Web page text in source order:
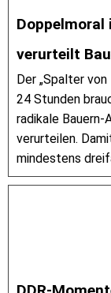
Doppelmoral
verurteilt
Der „Spalter
24 Stunden
radikale Bauern-
verurteilen.
mindestens